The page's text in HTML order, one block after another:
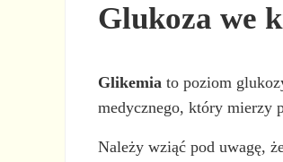
Glukoza we
Glikemia to poziom
medycznego, który mierzy
Należy wziąć pod uwagę,